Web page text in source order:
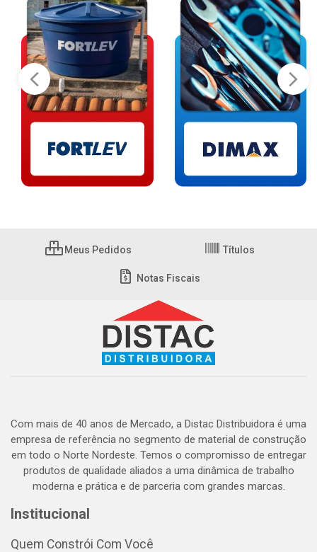
Meus Pedidos Títulos
Notas Fiscais
Com mais de 40 anos de Mercado, a Distac Distribuidora é uma
empresa de referência no segmento de material de construção
em todo o Norte Nordeste. Temos o compromisso de entregar
produtos de qualidade aliados a uma dinâmica de trabalho
moderna e prática e de parceria com grandes marcas.
Institucional
Quem Constrói Com Você